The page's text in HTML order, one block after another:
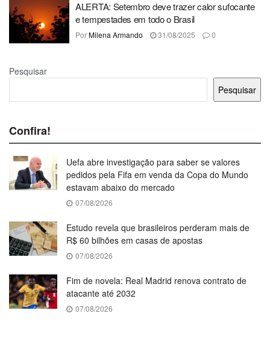
ALERTA: Setembro deve trazer calor sufocante
e tempestades em todo o Brasil
PorMilena Armando 31/08/2025 0
Pesquisar
Pesquisar
Confira!
Uefa abre investigação para saber se valores
pedidos pela Fifa em venda da Copa do Mundo
estavam abaixo do mercado
07/08/2026
Estudo revela que brasileiros perderam mais de
R$ 60 bilhões em casas de apostas
07/08/2026
Fim de novela: Real Madrid renova contrato de
atacante até 2032
07/08/2026